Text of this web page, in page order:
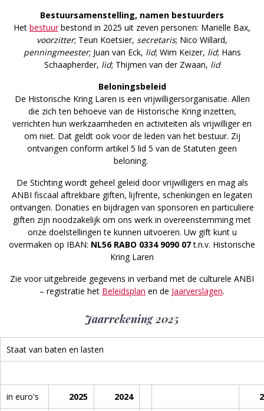
Bestuursamenstelling, namen bestuurders
Het bestuurbestond in 2025 uit zeven personen: Mariëlle Bax,
voorzitter; Teun Koetsier, secretaris; Nico Willard,
penningmeester; Juan van Eck, lid; Wim Keizer, lid; Hans
Schaapherder, lid; Thijmen van der Zwaan, lid
Beloningsbeleid
De Historische Kring Laren is een vrijwilligersorganisatie. Allen
die zich ten behoeve van de Historische Kring inzetten,
verrichten hun werkzaamheden en activiteiten als vrijwilliger en
om niet. Dat geldt ook voor de leden van het bestuur. Zij
ontvangen conform artikel 5 lid 5 van de Statuten geen
beloning.
De Stichting wordt geheel geleid door vrijwilligers en mag als
ANBI fiscaal aftrekbare giften, lijfrente, schenkingen en legaten
ontvangen. Donaties en bijdragen van sponsoren en particuliere
giften zijn noodzakelijk om ons werk in overeenstemming met
onze doelstellingen te kunnen uitvoeren. Uw gift kunt u
overmaken op IBAN: NL56 RABO 0334 9090 07t.n.v. Historische
Kring Laren
Zie voor uitgebreide gegevens in verband met de culturele ANBI
– registratie het Beleidsplan en de Jaarverslagen.
Jaarrekening 2025
Staat van baten en lasten
in euro's 2025 2024